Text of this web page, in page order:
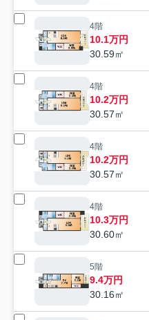
4階
10.1万円
30.59㎡
4階
10.2万円
30.57㎡
4階
10.2万円
30.57㎡
4階
10.3万円
30.60㎡
5階
9.4万円
30.16㎡